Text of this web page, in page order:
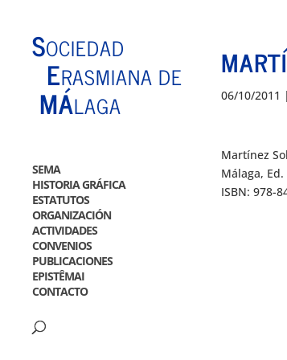
SOCIEDAD
ERASMIANA DE
MÁLAGA
SEMA
HISTORIA GRÁFICA
ESTATUTOS
ORGANIZACIÓN
ACTIVIDADES
CONVENIOS
PUBLICACIONES
EPISTÊMAI
CONTACTO
06/10/2011 |
Martínez
Málaga,
ISBN: 978-